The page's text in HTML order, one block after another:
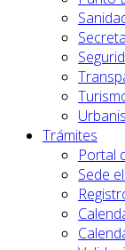
Trámites
Portal
Sede